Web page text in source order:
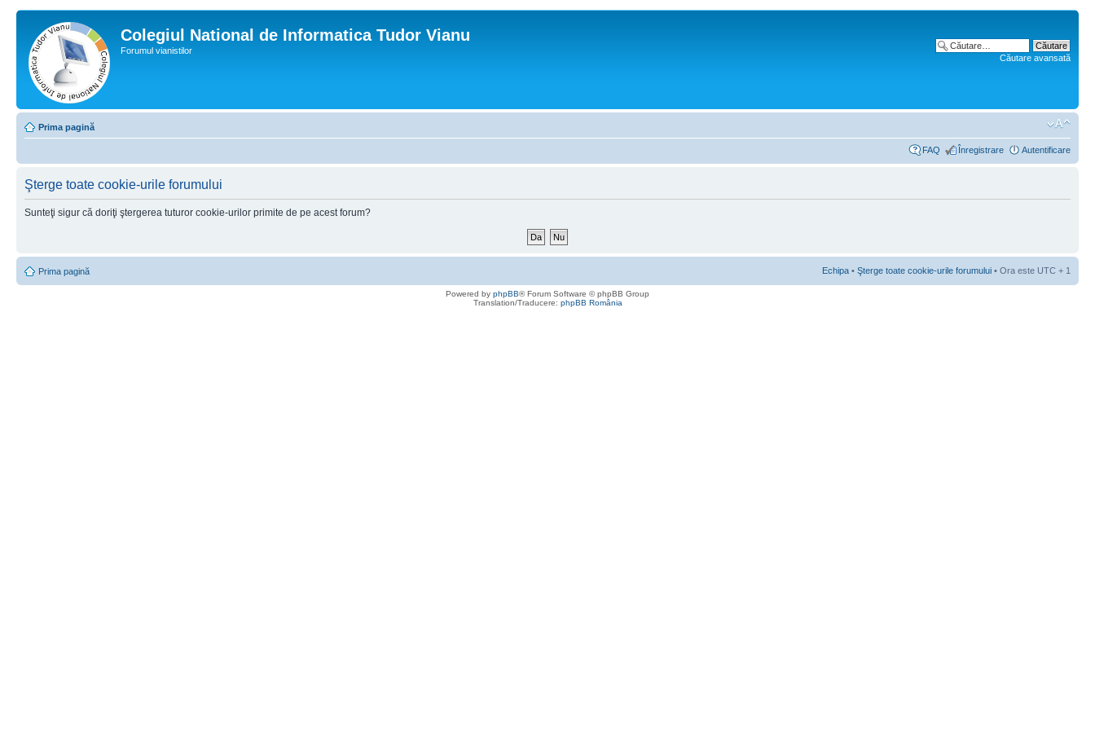
Colegiul National de Informatica Tudor Vianu
Forumul vianistilor
Căutare avansată
Prima pagină
FAQ Înregistrare Autentificare
Şterge toate cookie-urile forumului
Sunteţi sigur că doriţi ştergerea tuturor cookie-urilor primite de pe acest forum?
Prima pagină Echipa • Şterge toate cookie-urile forumului • Ora este UTC + 1
Powered by phpBB® Forum Software © phpBB Group
Translation/Traducere: phpBB România